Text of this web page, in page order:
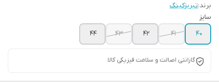
برند:تبریزکینگ
سایز
40
41
42
43
44
گارانتی اصالت و سلامت فیزیکی کالا